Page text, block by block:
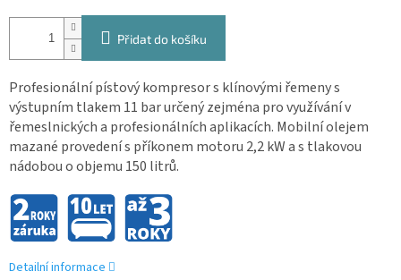
Přidat do košíku
Profesionální pístový kompresor s klínovými řemeny s
výstupním tlakem 11 bar určený zejména pro využívání v
řemeslnických a profesionálních aplikacích. Mobilní olejem
mazané provedení s příkonem motoru 2,2 kW a s tlakovou
nádobou o objemu 150 litrů.
Detailní informace